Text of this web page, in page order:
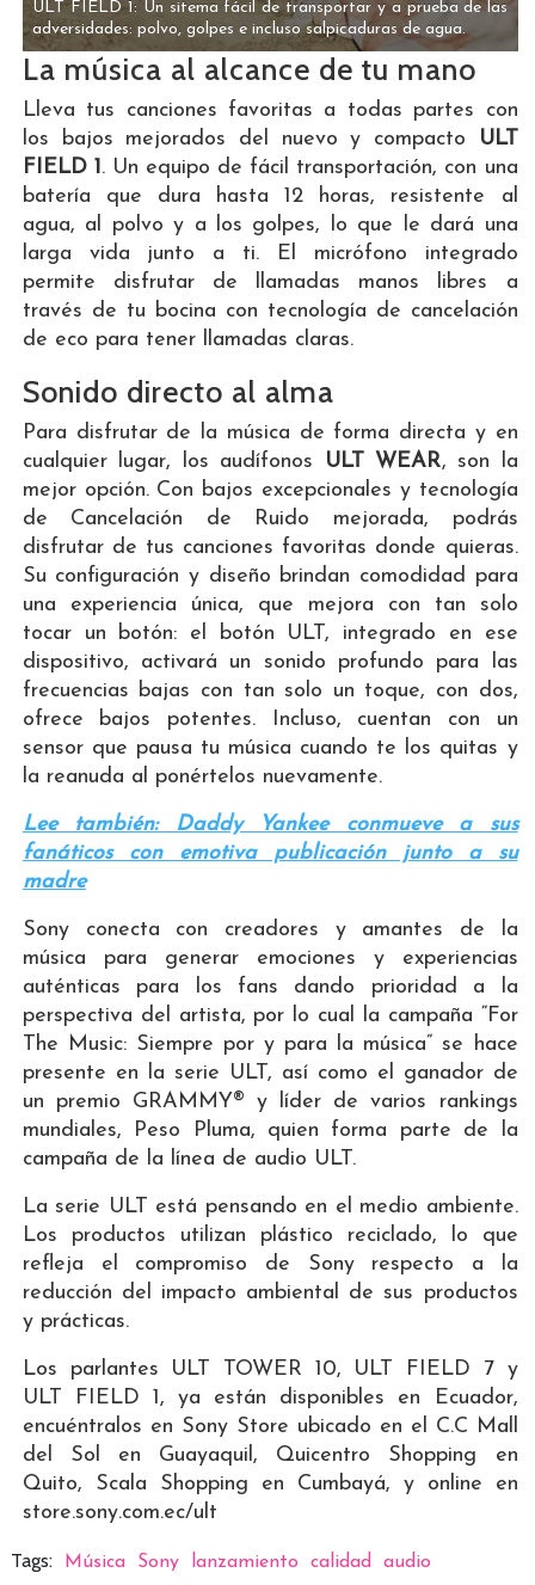
ULT FIELD 1: Un sitema fácil de transportar y a prueba de las
adversidades: polvo, golpes e incluso salpicaduras de agua.
La música al alcance de tu mano
Lleva tus canciones favoritas a todas partes con
los bajos mejorados del nuevo y compacto
ULT
FIELD 1. Un equipo de fácil transportación, con una
batería que dura hasta 12 horas, resistente al
agua, al polvo y a los golpes, lo que le dará una
larga vida junto a ti. El micrófono integrado
permite disfrutar de llamadas manos libres a
través de tu bocina con tecnología de cancelación
de eco para tener llamadas claras.
Sonido directo al alma
Para disfrutar de la música de forma directa y en
cualquier lugar, los audífonos
ULT WEAR, son la
mejor opción. Con bajos excepcionales y tecnología
de Cancelación de Ruido mejorada, podrás
disfrutar de tus canciones favoritas donde quieras.
Su configuración y diseño brindan comodidad para
una experiencia única, que mejora con tan solo
tocar un botón: el botón ULT, integrado en ese
dispositivo, activará un sonido profundo para las
frecuencias bajas con tan solo un toque, con dos,
ofrece bajos potentes. Incluso, cuentan con un
sensor que pausa tu música cuando te los quitas y
la reanuda al ponértelos nuevamente.
Lee también: Daddy Yankee conmueve a sus
fanáticos con emotiva publicación junto a su
madre
Sony conecta con creadores y amantes de la
música para generar emociones y experiencias
auténticas para los fans dando prioridad a la
perspectiva del artista, por lo cual la campaña “For
The Music: Siempre por y para la música” se hace
presente en la serie ULT, así como el ganador de
un premio GRAMMY® y líder de varios rankings
mundiales, Peso Pluma, quien forma parte de la
campaña de la línea de audio ULT.
La serie ULT está pensando en el medio ambiente.
Los productos utilizan plástico reciclado, lo que
refleja el compromiso de Sony respecto a la
reducción del impacto ambiental de sus productos
y prácticas.
Los parlantes ULT TOWER 10, ULT FIELD 7 y
ULT FIELD 1, ya están disponibles en Ecuador,
encuéntralos en Sony Store ubicado en el C.C Mall
del Sol en Guayaquil, Quicentro Shopping en
Quito, Scala Shopping en Cumbayá, y online en
store.sony.com.ec/ult
Tags: Música Sony lanzamiento calidad audio